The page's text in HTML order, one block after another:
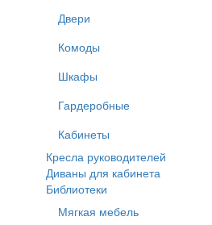
Двери
Комоды
Шкафы
Гардеробные
Кабинеты
Кресла руководителей
Диваны для кабинета
Библиотеки
Мягкая мебель